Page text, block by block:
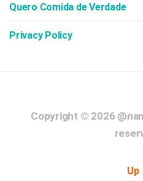
Quero Comida de Verdade
Privacy Policy
Copyright © 2026
Up